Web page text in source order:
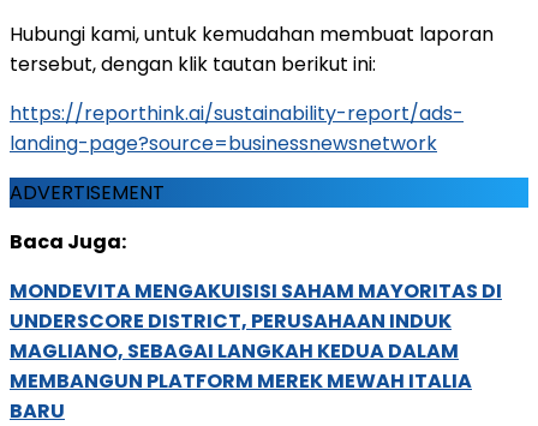
Hubungi kami, untuk kemudahan membuat laporan
tersebut, dengan klik tautan berikut ini:
https://reporthink.ai/sustainability-report/ads-
landing-page?source=businessnewsnetwork
ADVERTISEMENT
Baca Juga:
MONDEVITA MENGAKUISISI SAHAM MAYORITAS DI
UNDERSCORE DISTRICT, PERUSAHAAN INDUK
MAGLIANO, SEBAGAI LANGKAH KEDUA DALAM
MEMBANGUN PLATFORM MEREK MEWAH ITALIA
BARU